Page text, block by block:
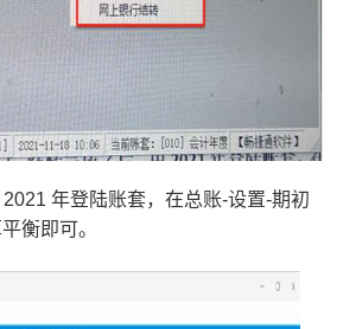
年登陆账套，在总账-设置-期初
衡即可。